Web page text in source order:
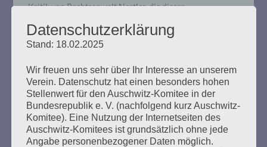
Kritik von Rechtsanwalt Nestler, die dieser…
Rechten Terror und Faschismus
bekämpfen. JETZT!
Datenschutzerklärung
Stand: 18.02.2025
Wir freuen uns sehr über Ihr Interesse an unserem
Verein. Datenschutz hat einen besonders hohen
Stellenwert für den Auschwitz-Komitee in der
Bundesrepublik e. V. (nachfolgend kurz Auschwitz-
Komitee). Eine Nutzung der Internetseiten des
Auschwitz-Komitees ist grundsätzlich ohne jede
Angabe personenbezogener Daten möglich.